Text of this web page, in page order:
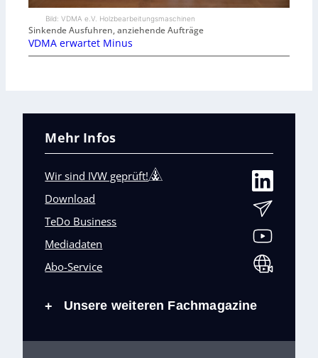
Bild: VDMA e.V. Holzbearbeitungsmaschinen
Sinkende Ausfuhren, anziehende Aufträge
VDMA erwartet Minus
Mehr Infos
Wir sind IVW geprüft!
Download
TeDo Business
Mediadaten
Abo-Service
+ Unsere weiteren Fachmagazine